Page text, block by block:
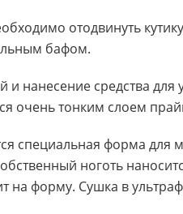
отодвинуть
бафом.
нанесение средства для
очень тонким слоем
специальная форма для
ноготь
на форму. Сушка в